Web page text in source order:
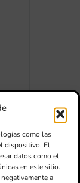
como las
dispositivo. El
datos como el
en este sitio.
a